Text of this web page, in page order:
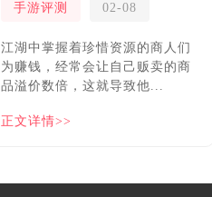
手游评测 02-08
​江湖中掌握着珍惜资源的商人们
为赚钱，经常会让自己贩卖的商
品溢价数倍，这就导致他...
正文详情>>